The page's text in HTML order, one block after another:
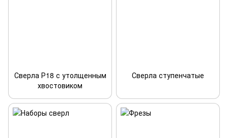
Сверла Р18 с утолщенным
хвостовиком
Сверла ступенчатые